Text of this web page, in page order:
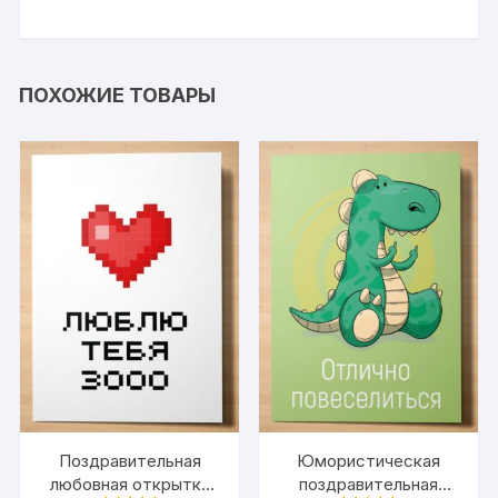
ПОХОЖИЕ ТОВАРЫ
Поздравительная
любовная открытка
Юмористическая
поздравительная